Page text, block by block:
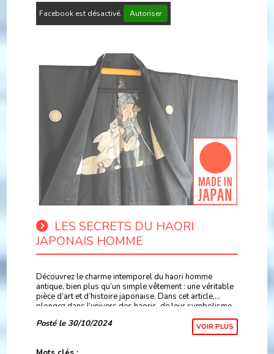
Facebook est désactivé. Autoriser
LES SECRETS DU HAORI
JAPONAIS HOMME
Découvrez le charme intemporel du haori homme
antique, bien plus qu’un simple vêtement : une véritable
pièce d’art et d’histoire japonaise. Dans cet article,
plongez dans l’univers des haoris, de leur symbolisme
Posté le 30/10/2024 VOIR PLUS